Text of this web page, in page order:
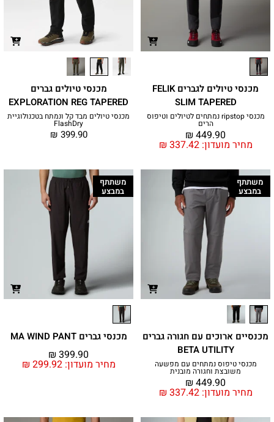
מכנסי טיולים לגברים FELIK
SLIM TAPERED
מכנסי ripstop נמתחים לטיולים וטיפוס
הרים
מחיר מועדון: ₪ 337.42
₪ 449.90
מכנסי טיולים גברים
EXPLORATION REG TAPERED
מכנסי טיולים מבד קל ונמתח בטכנולוגיית
FlashDry
₪ 399.90
משתתף
במבצע
מכנסיים ארוכים עם חגורה גברים
BETA UTILITY
מכנסי טיפוס נמתחים עם מפשעה
משובצת וחגורה מובנית
מחיר מועדון: ₪ 337.42
₪ 449.90
משתתף
במבצע
מכנסי גברים MA WIND PANT
מחיר מועדון: ₪ 299.92
₪ 399.90